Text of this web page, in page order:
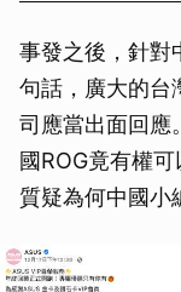
事發之後，針對
句話，廣大的台
司應當出面回應
國ROG竟有權
質疑為何中國小